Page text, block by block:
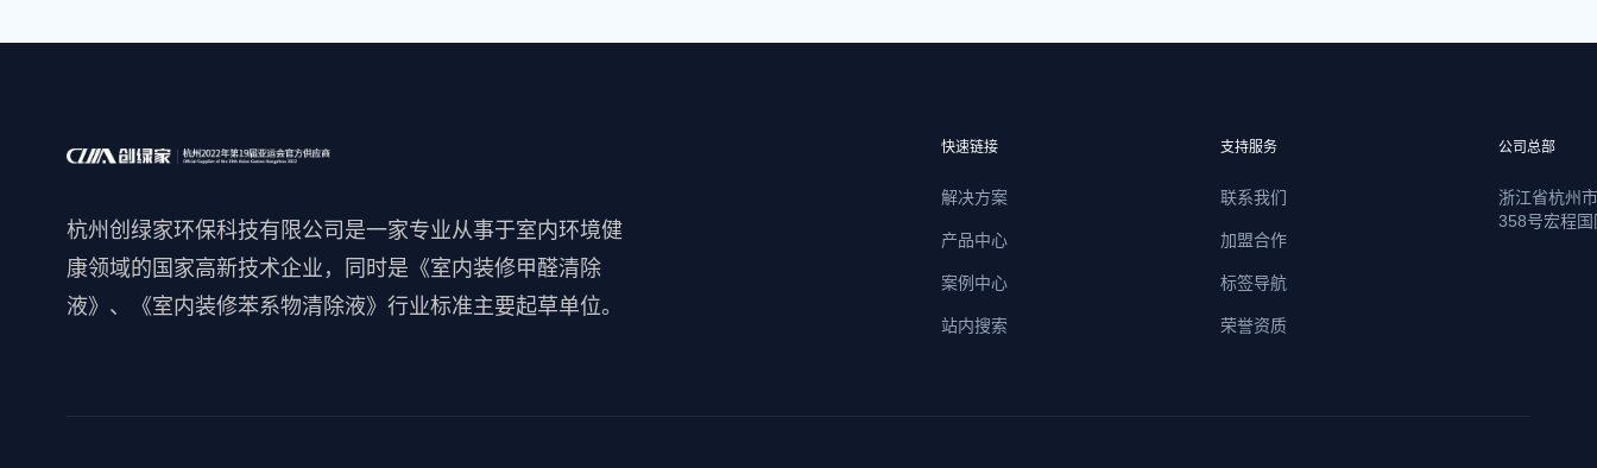
杭州创绿家环保科技有限公司是一家专业从事于室内环境健
康领域的国家高新技术企业，同时是《室内装修甲醛清除
液》、《室内装修苯系物清除液》行业标准主要起草单位。
快速链接
解决方案
产品中心
案例中心
站内搜索
支持服务
联系我们
加盟合作
标签导航
荣誉资质
公司总部
浙江省杭州
358号宏程